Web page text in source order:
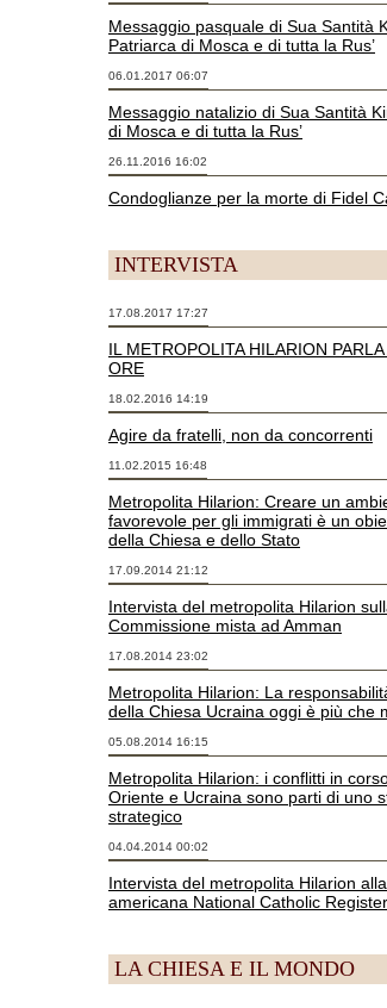
Messaggio pasquale di Sua Santità
Patriarca di Mosca e di tutta la Rus’
06.01.2017 06:07
Messaggio natalizio di Sua Santità
di Mosca e di tutta la Rus’
26.11.2016 16:02
Condoglianze per la morte di Fidel
INTERVISTA
17.08.2017 17:27
IL METROPOLITA HILARION
ORE
18.02.2016 14:19
Agire da fratelli, non da concorrenti
11.02.2015 16:48
Metropolita Hilarion: Creare un
favorevole per gli immigrati è un
della Chiesa e dello Stato
17.09.2014 21:12
Intervista del metropolita Hilarion
Commissione mista ad Amman
17.08.2014 23:02
Metropolita Hilarion: La
della Chiesa Ucraina oggi è più che
05.08.2014 16:15
Metropolita Hilarion: i conflitti in
Oriente e Ucraina sono parti di uno
strategico
04.04.2014 00:02
Intervista del metropolita Hilarion
americana National Catholic Register
LA CHIESA E IL MONDO